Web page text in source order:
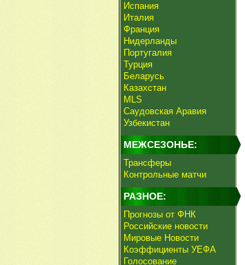
Испания
Италия
Франция
Нидерланды
Португалия
Турция
Беларусь
Казахстан
MLS
Саудовская Аравия
Узбекистан
МЕЖСЕЗОНЬЕ:
Трансферы
Контрольные матчи
РАЗНОЕ:
Прогнозы от ФНК
Российские новости
Мировые Новости
Коэффициенты УЕФА
Голосование